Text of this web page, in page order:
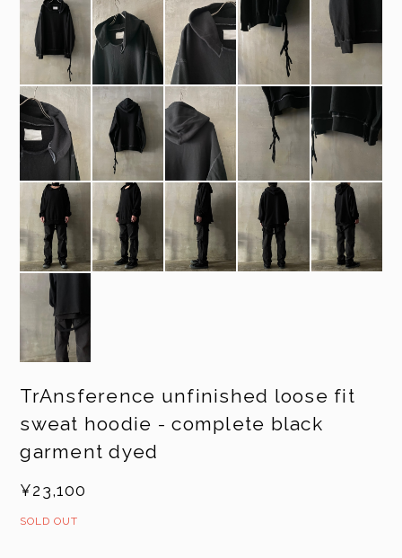
TrAnsference unfinished loose fit
sweat hoodie - complete black
garment dyed
¥23,100
SOLD OUT